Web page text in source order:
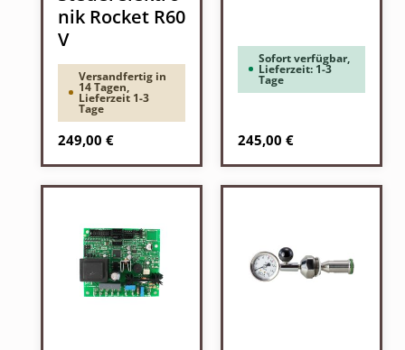
nik Rocket R60
V
Versandfertig in
14 Tagen,
Lieferzeit 1-3
Tage
Regulärer Preis:
249,00 €
Sofort verfügbar,
Lieferzeit: 1-3
Tage
Regulärer Preis:
245,00 €